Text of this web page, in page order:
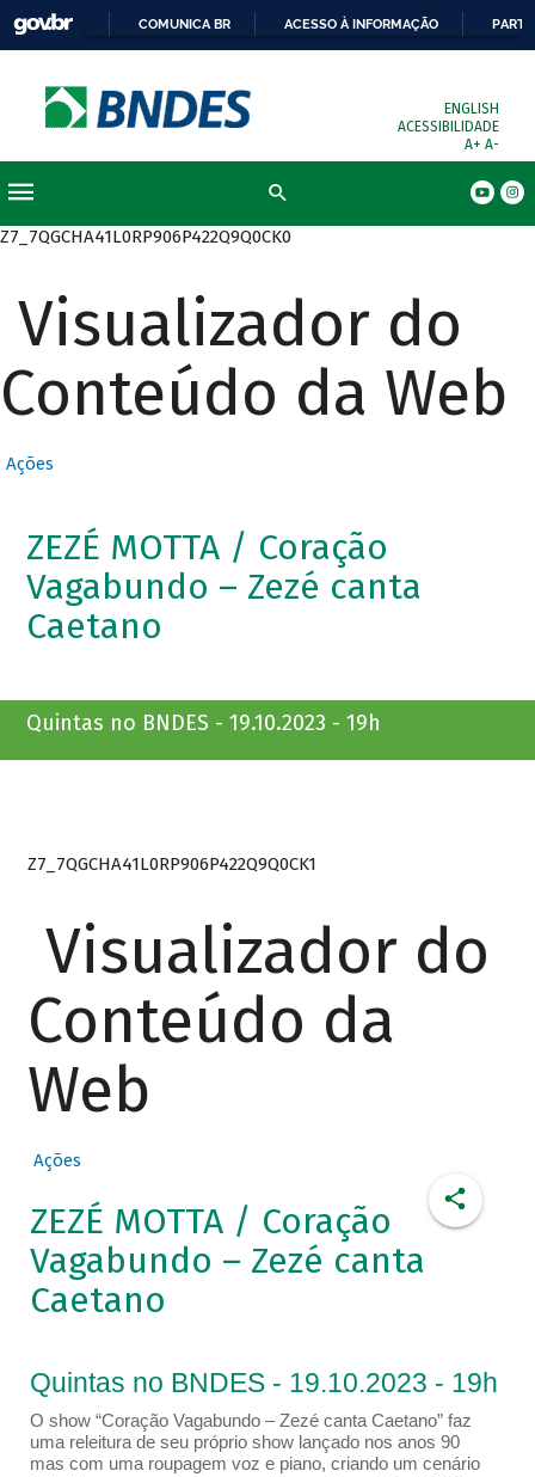
COMUNICA BR ACESSO À INFORMAÇÃO
ENGLISH
ACESSIBILIDADE
A+ A-
Z7_7QGCHA41L0RP906P422Q9Q0CK0
Visualizador do
Conteúdo da Web
Ações
ZEZÉ MOTTA / Coração
Vagabundo – Zezé canta
Caetano
Quintas no BNDES - 19.10.2023 - 19h
Z7_7QGCHA41L0RP906P422Q9Q0CK1
Visualizador do
Conteúdo da
Web
Ações
ZEZÉ MOTTA / Coração
Vagabundo – Zezé canta
Caetano
Quintas no BNDES - 19.10.2023 - 19h
O show “Coração Vagabundo – Zezé canta Caetano” faz
uma releitura de seu próprio show lançado nos anos 90
mas com uma roupagem voz e piano, criando um cenário